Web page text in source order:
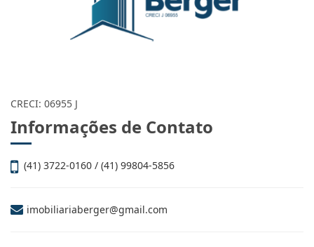
CRECI: 06955 J
Informações de Contato
(41) 3722-0160 / (41) 99804-5856
imobiliariaberger@gmail.com